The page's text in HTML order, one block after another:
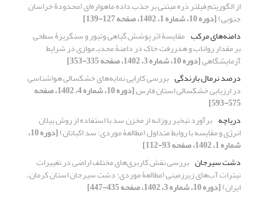
از الگوریتم فیلتر ذره مبتنی بر جذب داده ماهواره‌ای (محدودۀ خراسان
جنوبی)[دوره 10، شماره 1، 1402، صفحه 127-139]
دامنه‌های مرکب مقایسۀ اثر پوشش گیاهی وتیور و سنگریزۀ سطحی
بر مقدار رواناب و هدررفت خاک در دامنۀ محدبـ موازی در شرایط
آزمایشگاهی[دوره 10، شماره 3، 1402، صفحه 335-353]
درصد نرمال بارندگی بررسی کارایی نمایه‌های خشکسالی هواشناسی
در ارزیابی خشکسالی استان فارس [دوره 10، شماره 4، 1402، صفحه
575-593]
دریاچه برآورد تبخیر روزانه از مخزن سد با استفاده از روش بیلان
انرژی و مقایسه با روابط متداول (مطالعۀ موردی: سد اکباتان) [دوره 10،
شماره 1، 1402، صفحه 93-112]
دشت سیرجان بررسی نقش کاربری‌های مختلف اراضی در تغییرات
نیترات آب‌های زیر‌زمینی (مطالعۀ موردی: دشت سیرجان استان کرمان،
ایران)[دوره 10، شماره 3، 1402، صفحه 435-447]